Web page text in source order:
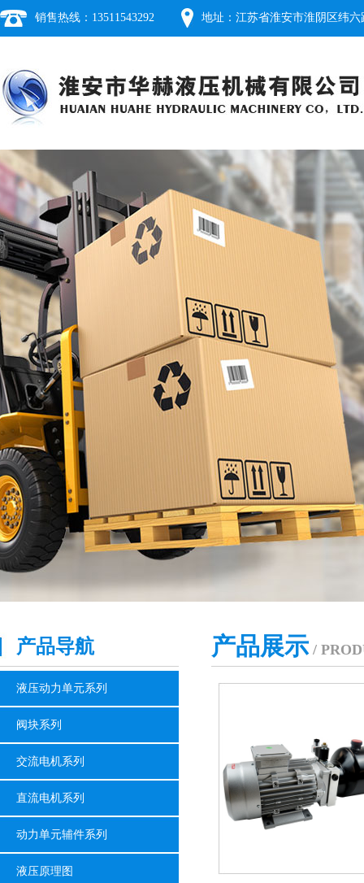
销售热线：13511543292 地址：江苏省淮安市淮阴区纬六
产品导航
液压动力单元系列
阀块系列
交流电机系列
直流电机系列
动力单元辅件系列
液压原理图
产品展示 /